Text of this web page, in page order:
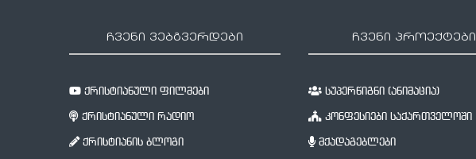
ჩვენი ვებგვერდები
ქრისტიანული ფილმები
ქრისტიანული რადიო
ქრისტიანის ბლოგი
ჩვენი პროექტები
სუპერწიგნი (ანიმაცია)
კონფესიები საქართველოში
მქადაგებლები